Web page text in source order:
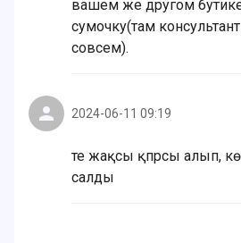
вашем же другом
сумочку(там
совсем).
2024-06-11 09:19
Өте жақсы қпрсы алып,
салды